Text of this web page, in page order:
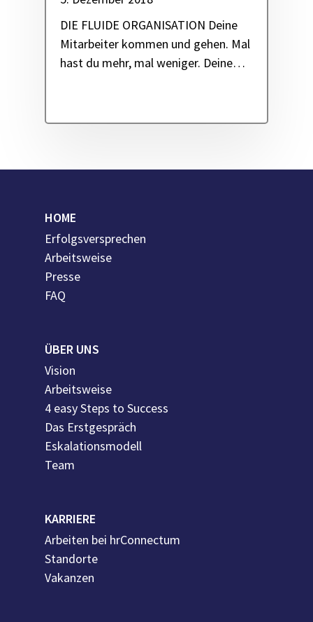
DIE FLUIDE ORGANISATION Deine
Mitarbeiter kommen und gehen. Mal
hast du mehr, mal weniger. Deine…
HOME
Erfolgsversprechen
Arbeitsweise
Presse
FAQ
ÜBER UNS
Vision
Arbeitsweise
4 easy Steps to Success
Das Erstgespräch
Eskalationsmodell
Team
KARRIERE
Arbeiten bei hrConnectum
Standorte
Vakanzen